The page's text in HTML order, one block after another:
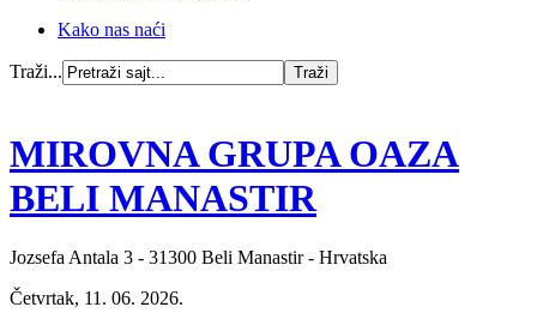
Kako nas naći
Traži...
MIROVNA GRUPA OAZA
BELI MANASTIR
Jozsefa Antala 3 - 31300 Beli Manastir - Hrvatska
Četvrtak, 11. 06. 2026.